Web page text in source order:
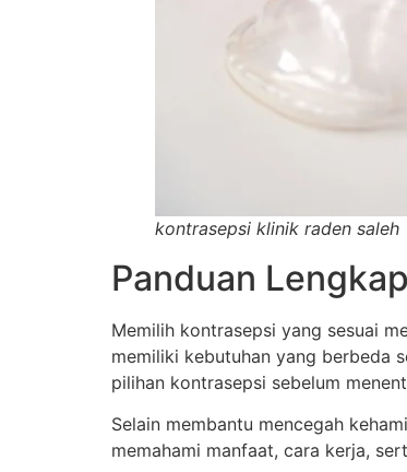
kontrasepsi klinik raden saleh
Panduan
Memilih kontrasepsi yang sesuai
memiliki kebutuhan yang berbeda
pilihan kontrasepsi sebelum
Selain membantu mencegah
memahami manfaat, cara kerja,